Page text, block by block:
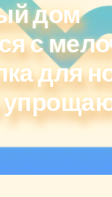
дом
с
для